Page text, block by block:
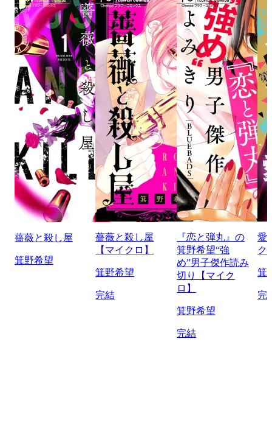
薔薇と殺し屋
箕野希望
薔薇と殺し屋
【マイクロ】
箕野希望
完結
『恋と弾丸』の
箕野希望“強
め”男子傑作読み
切り【マイク
ロ】
箕野希望
完結
愛
ク
箕
完